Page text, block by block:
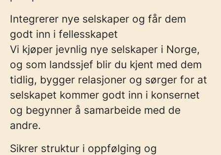
Integrerer nye selskaper og får dem
godt inn i fellesskapet
Vi kjøper jevnlig nye selskaper i Norge,
og som landssjef blir du kjent med dem
tidlig, bygger relasjoner og sørger for at
selskapet kommer godt inn i konsernet
og begynner å samarbeide med de
andre.
Sikrer struktur i oppfølging og